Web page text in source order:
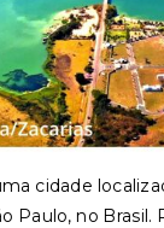
cidade
Paulo, no Brasil.